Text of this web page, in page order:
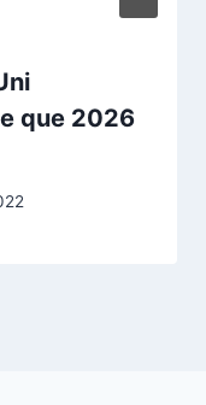
que 2026